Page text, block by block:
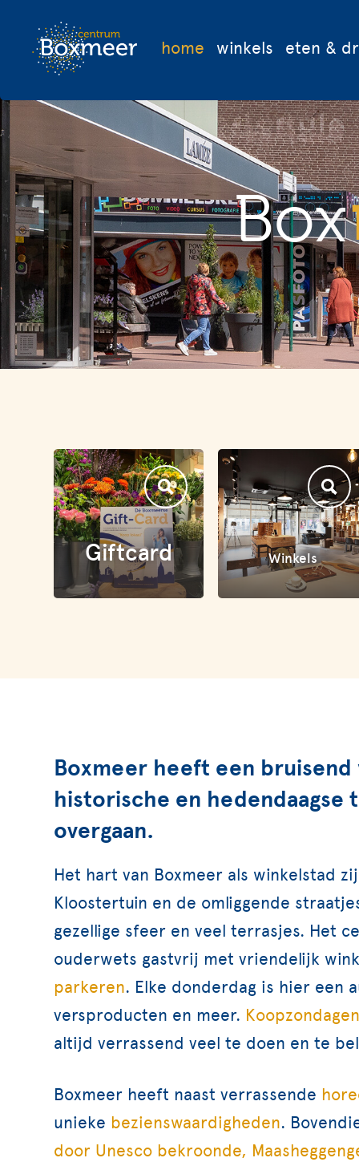
home winkels eten &
Box
Giftcard Winkels
Boxmeer heeft een
historische en hedendaagse
overgaan.
Het hart van Boxmeer als winkelstad
Kloostertuin en de omliggende
gezellige sfeer en veel terrasjes. Het
ouderwets gastvrij met vriendelijk
parkeren. Elke donderdag is hier een
versproducten en meer.
altijd verrassend veel te doen en te
Boxmeer heeft naast verrassende
unieke bezienswaardigheden.
door Unesco bekroonde,